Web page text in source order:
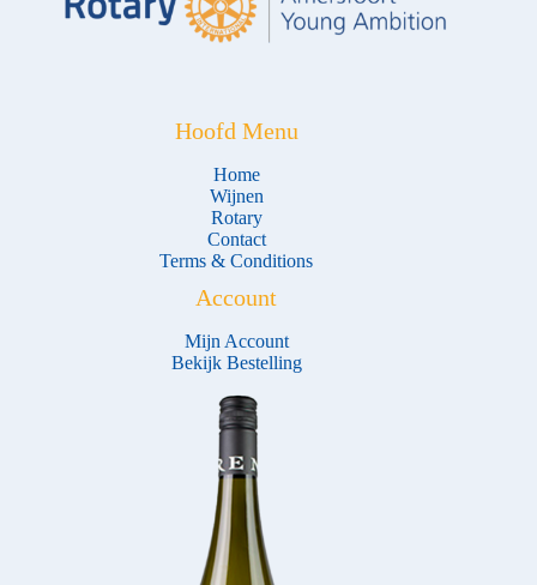
Hoofd Menu
Home
Wijnen
Rotary
Contact
Terms & Conditions
Account
Mijn Account
Bekijk Bestelling